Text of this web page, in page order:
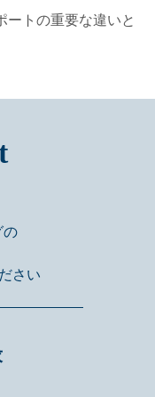
ートの重要な違いと
の
さい